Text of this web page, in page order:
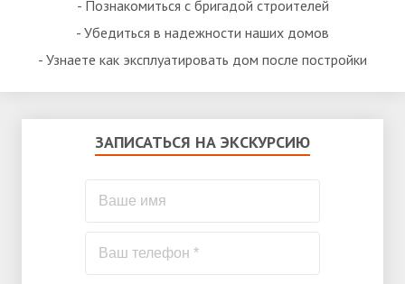
- Познакомиться с бригадой строителей
- Убедиться в надежности наших домов
- Узнаете как эксплуатировать дом после постройки
ЗАПИСАТЬСЯ НА ЭКСКУРСИЮ